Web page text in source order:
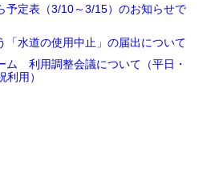
予定表（3/10～3/15）のお知らせで
「水道の使用中止」の届出について
ム 利用調整会議について（平日・
利用）